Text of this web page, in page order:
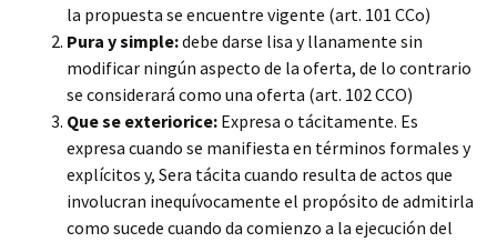
la propuesta se encuentre vigente (art. 101 CCo)
Pura y simple:debe darse lisa y llanamente sin
modificar ningún aspecto de la oferta, de lo contrario
se considerará como una oferta (art. 102 CCO)
Que se exteriorice: Expresa o tácitamente. Es
expresa cuando se manifiesta en términos formales y
explícitos y, Sera tácita cuando resulta de actos que
involucran inequívocamente el propósito de admitirla
como sucede cuando da comienzo a la ejecución del